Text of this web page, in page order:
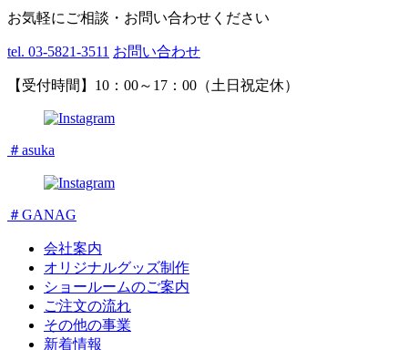
お気軽にご相談・お問い合わせください
tel. 03-5821-3511 お問い合わせ
【受付時間】10：00～17：00（土日祝定休）
＃asuka
＃GANAG
会社案内
オリジナルグッズ制作
ショールームのご案内
ご注文の流れ
その他の事業
新着情報